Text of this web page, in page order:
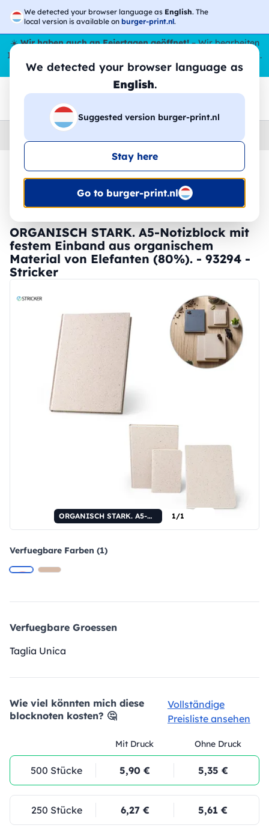
We detected your browser language as English. The
local version is available on burger-print.nl.
We detected your browser language as
English.
Suggested version burger-print.nl
Stay here
Go to burger-print.nl
☀️Wir haben auch an Feiertagen geöffnet!– Wir bearbeiten
Ihre Bestellungen den ganzen Sommer über,
sogar im August.
😎🌴
Home
🔥 -30 % DTF-Druck
ORGANISCH STARK. A5-Notizblock mit
festem Einband aus organischem
Material von Elefanten (80%). - 93294 -
Stricker
ORGANISCH STARK. A5-Notizblock mit festem Einband aus organischem Material von Elefanten (80%). 1/1
Verfuegbare Farben (1)
Verfuegbare Groessen
Taglia Unica
Wie viel könnten mich diese
blocknoten kosten? 🤔
Vollständige
Preisliste ansehen
Mit Druck Ohne Druck
500 Stücke 5,90 € 5,35 €
250 Stücke 6,27 € 5,61 €